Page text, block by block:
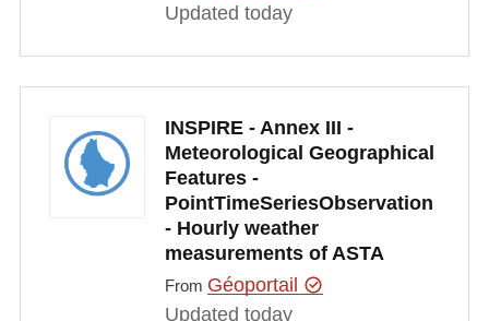
Updated today
INSPIRE - Annex III -
Meteorological Geographical
Features -
PointTimeSeriesObservation
- Hourly weather
measurements of ASTA
From Géoportail
Updated today